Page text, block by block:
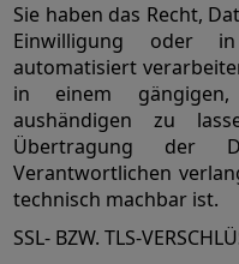
Sie haben das Recht,
Einwilligung oder
automatisiert
in einem gängigen,
aushändigen zu
Übertragung der
Verantwortlichen
technisch machbar ist.
SSL- BZW. TLS-